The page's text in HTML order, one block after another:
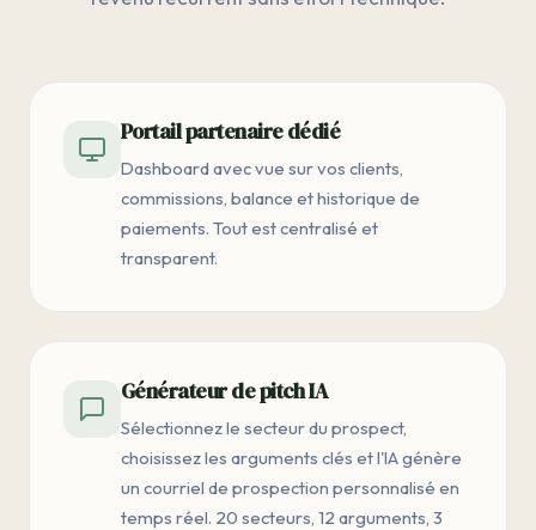
Portail partenaire dédié
Dashboard avec vue sur vos clients,
commissions, balance et historique de
paiements. Tout est centralisé et
transparent.
Générateur de pitch IA
Sélectionnez le secteur du prospect,
choisissez les arguments clés et l'IA génère
un courriel de prospection personnalisé en
temps réel. 20 secteurs, 12 arguments, 3